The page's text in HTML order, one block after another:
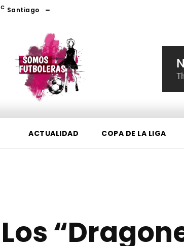
C Santiago
ACTUALIDAD COPA DE LA LIGA
Los